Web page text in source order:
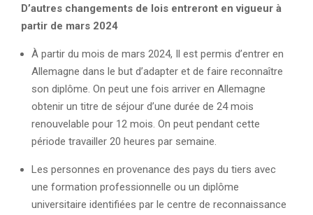
D’autres changements de lois entreront en vigueur à
partir de mars 2024
À partir du mois de mars 2024, Il est permis d’entrer en
Allemagne dans le but d’adapter et de faire reconnaître
son diplôme. On peut une fois arriver en Allemagne
obtenir un titre de séjour d’une durée de 24 mois
renouvelable pour 12 mois. On peut pendant cette
période travailler 20 heures par semaine.
Les personnes en provenance des pays du tiers avec
une formation professionnelle ou un diplôme
universitaire identifiées par le centre de reconnaissance